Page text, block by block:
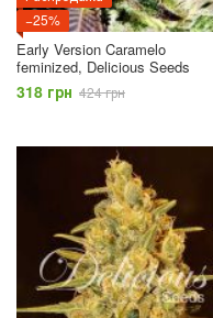
−25%
Early Version Caramelo
feminized, Delicious Seeds
318 грн 424 грн